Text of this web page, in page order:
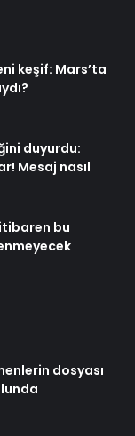
keşif: Mars’ta
duyurdu:
Mesaj nasıl
bu
dosyası